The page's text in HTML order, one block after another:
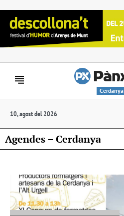
Cerdanya
10, agost del 2026
Agendes – Cerdanya